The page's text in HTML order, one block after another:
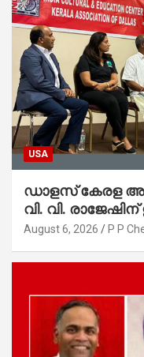
USA
ഡാളസ് കേരള
August 6, 2026 P P